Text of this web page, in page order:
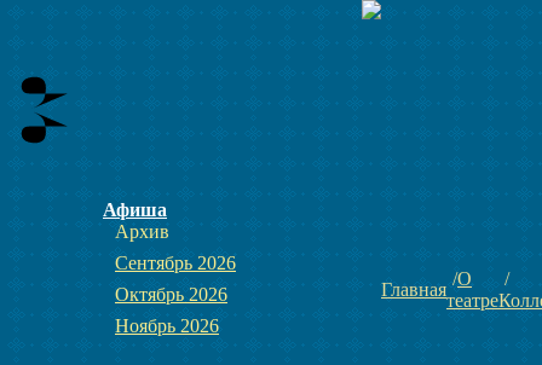
Афиша
Архив
Сентябрь 2026
Октябрь 2026
Ноябрь 2026
Главная
О
театре